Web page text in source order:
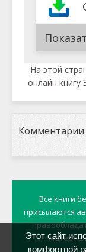
На этой
онлайн книгу
Комментарии
Все книги
присылаются
Этот сайт
комфортной